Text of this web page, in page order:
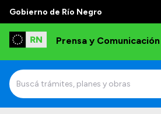
Gobierno de Río Negro
Prensa y Comunicación